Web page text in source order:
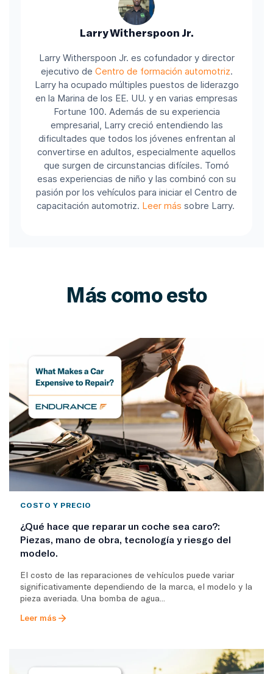
Larry Witherspoon Jr.
Larry Witherspoon Jr. es cofundador y director
ejecutivo de Centro de formación automotriz.
Larry ha ocupado múltiples puestos de liderazgo
en la Marina de los EE. UU. y en varias empresas
Fortune 100. Además de su experiencia
empresarial, Larry creció entendiendo las
dificultades que todos los jóvenes enfrentan al
convertirse en adultos, especialmente aquellos
que surgen de circunstancias difíciles. Tomó
esas experiencias de niño y las combinó con su
pasión por los vehículos para iniciar el Centro de
capacitación automotriz. Leer más sobre Larry.
Más como esto
COSTO Y PRECIO
¿Qué hace que reparar un coche sea caro?:
Piezas, mano de obra, tecnología y riesgo del
modelo.
El costo de las reparaciones de vehículos puede variar
significativamente dependiendo de la marca, el modelo y la
pieza averiada. Una bomba de agua...
Leer más